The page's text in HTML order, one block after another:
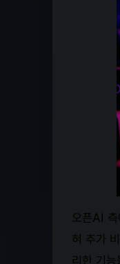
오픈AI
혀 추가
리한 기